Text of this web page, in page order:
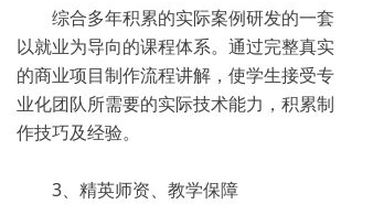
综合多年积累的实际案例研发的一套
以就业为导向的课程体系。通过完整真实
的商业项目制作流程讲解，使学生接受专
业化团队所需要的实际技术能力，积累制
作技巧及经验。
3、精英师资、教学保障